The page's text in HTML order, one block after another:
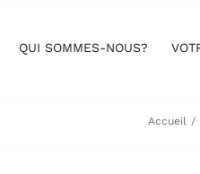
QUI SOMMES-NOUS?
Accueil